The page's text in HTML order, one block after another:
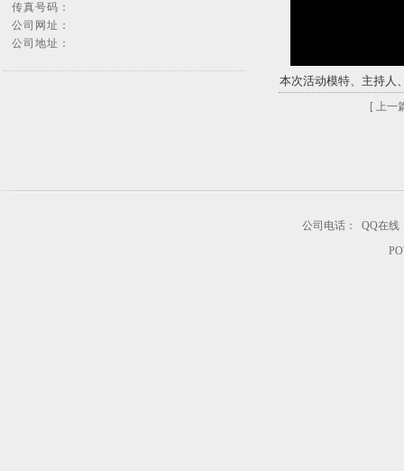
传真号码：
公司网址：
公司地址：
本次活动模特、主持人
[ 上一
公司电话：
QQ在线